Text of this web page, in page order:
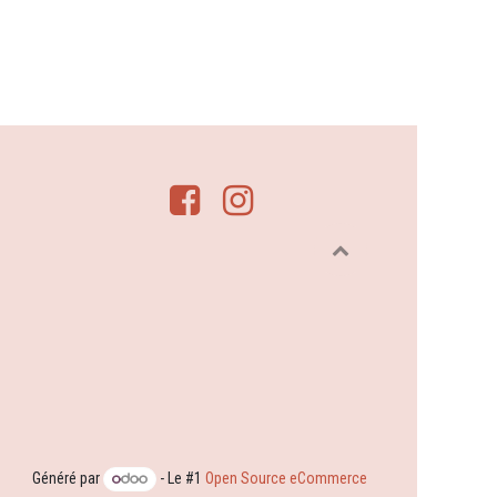
Généré par - Le #1 Open Source eCommerce